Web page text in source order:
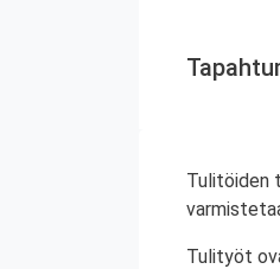
Tulitöiden
Tulityöt